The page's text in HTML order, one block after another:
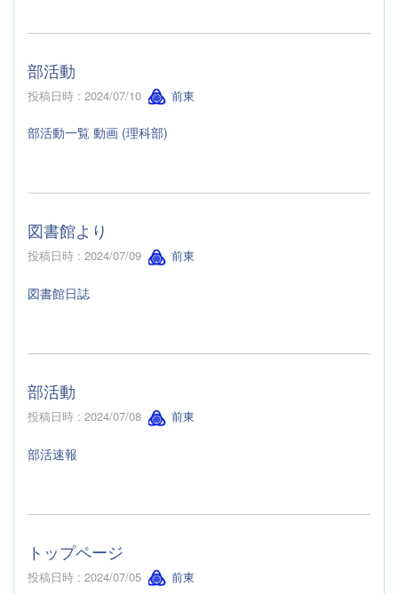
部活動
投稿日時 : 2024/07/10 前東
部活動一覧 動画 (理科部)
図書館より
投稿日時 : 2024/07/09 前東
図書館日誌
部活動
投稿日時 : 2024/07/08 前東
部活速報
トップページ
投稿日時 : 2024/07/05 前東